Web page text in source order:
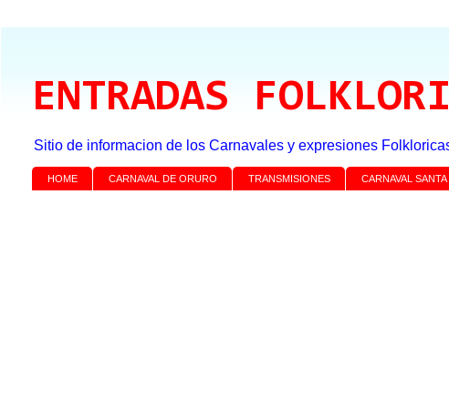
ENTRADAS
Sitio de informacion de los Carnavales y expresiones
HOME CARNAVAL DE ORURO TRANSMISIONES CARNAVAL